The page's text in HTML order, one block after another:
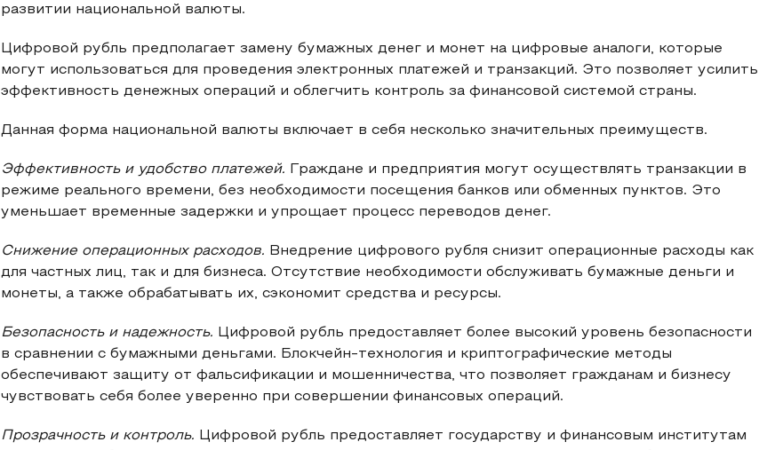
развитии национальной валюты.
Цифровой рубль предполагает замену бумажных денег и монет на цифровые аналоги, которые
могут использоваться для проведения электронных платежей и транзакций. Это позволяет усилить
эффективность денежных операций и облегчить контроль за финансовой системой страны.
Данная форма национальной валюты включает в себя несколько значительных преимуществ.
Эффективность и удобство платежей.
Граждане и предприятия могут осуществлять транзакции в
режиме реального времени, без необходимости посещения банков или обменных пунктов. Это
уменьшает временные задержки и упрощает процесс переводов денег.
Снижение операционных расходов.
Внедрение цифрового рубля снизит операционные расходы как
для частных лиц, так и для бизнеса. Отсутствие необходимости обслуживать бумажные деньги и
монеты, а также обрабатывать их, сэкономит средства и ресурсы.
Безопасность и надежность.
Цифровой рубль предоставляет более высокий уровень безопасности
в сравнении с бумажными деньгами. Блокчейн-технология и криптографические методы
обеспечивают защиту от фальсификации и мошенничества, что позволяет гражданам и бизнесу
чувствовать себя более уверенно при совершении финансовых операций.
Прозрачность и контроль.
Цифровой рубль предоставляет государству и финансовым институтам